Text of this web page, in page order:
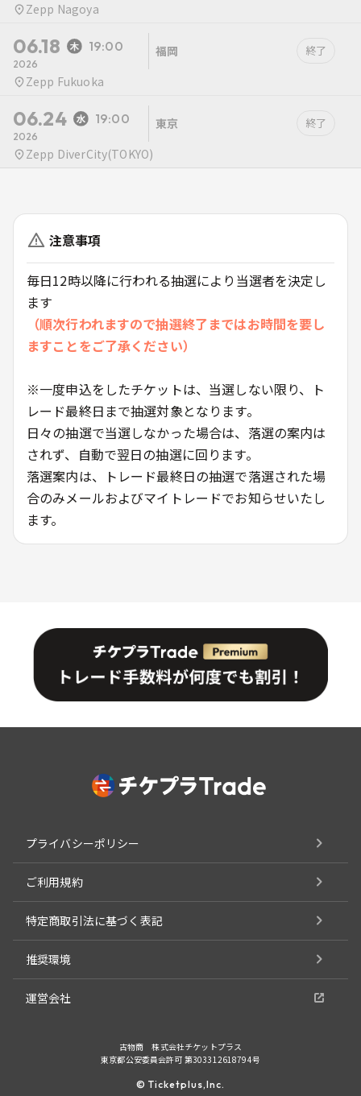
Zepp Nagoya
06.18 19:00
2026
福岡 終了
Zepp Fukuoka
06.24 19:00
2026
東京 終了
Zepp DiverCity(TOKYO)
注意事項
毎日12時以降に行われる抽選により当選者を決定し
ます
（順次行われますので抽選終了まではお時間を要し
ますことをご了承ください）
※一度申込をしたチケットは、当選しない限り、ト
レード最終日まで抽選対象となります。
日々の抽選で当選しなかった場合は、落選の案内は
されず、自動で翌日の抽選に回ります。
落選案内は、トレード最終日の抽選で落選された場
合のみメールおよびマイトレードでお知らせいたし
ます。
プライバシーポリシー
ご利用規約
特定商取引法に基づく表記
推奨環境
運営会社
古物商 株式会社チケットプラス
東京都公安委員会許可 第303312618794号
© Ticketplus,Inc.